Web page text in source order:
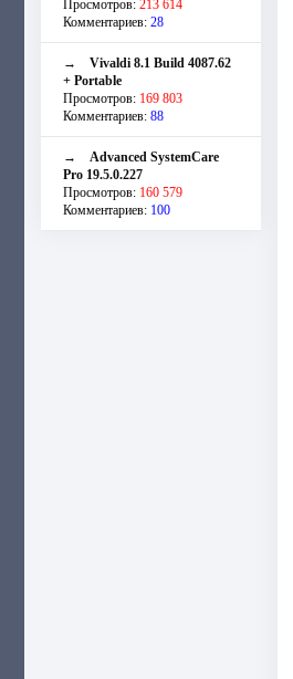
Просмотров: 213 614
Комментариев: 28
→ Vivaldi 8.1 Build 4087.62
+ Portable
Просмотров: 169 803
Комментариев: 88
→ Advanced SystemCare
Pro 19.5.0.227
Просмотров: 160 579
Комментариев: 100